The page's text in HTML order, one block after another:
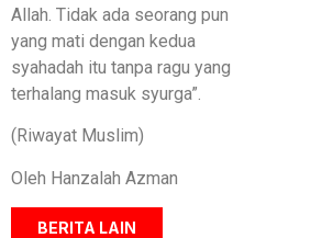
Allah. Tidak ada seorang pun
yang mati dengan kedua
syahadah itu tanpa ragu yang
terhalang masuk syurga”.
(Riwayat Muslim)
Oleh Hanzalah Azman
BERITA LAIN